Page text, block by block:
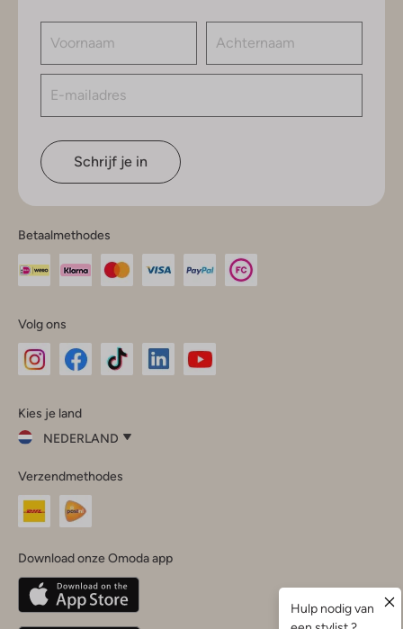
Schrijf je in
Betaalmethodes
Volg ons
InstagramFacebook
Kies je land
NEDERLAND
je
land
Nederland
Belgique(Français)
Deutschland
Verzendmethodes
Download onze Omoda app